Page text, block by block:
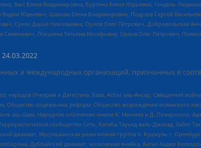
Закс Елена Владимировна, Буртина Елена Юрьевна, Гендель
Юрьевич, Шахова Елена Владимировна, Подузов Сергей
Сухих Дарья Николаевна, Орлов Олег Петрович, Добровольская
Локшина Татьяна Иосифовна, Орлов Олег Петрович,
24.03.2022
и международных организаций, признанных в
Ичкерии и Дагестана, База, Асбат аль-Ансар, Священная
Общество социальных реформ, Общество возрождения исламского
аш-Шам, Народное ополчение имени К. Минина и Д. Пожарского,
сообщество Сеть, Катиба Таухид валь-Джихад,
джамаат, Мусульманская религиозная группа п. Кушкуль г.
Дуббайский джамаат, московская ячейка, Батал-Хаджи